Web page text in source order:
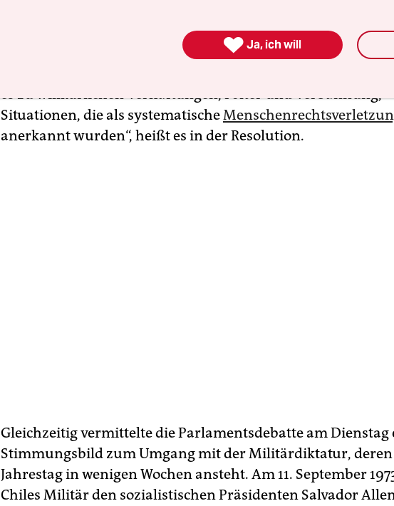
politische Parteien für illegal und andere für inaktiv,
Medien und ordnete die Verhaftung von politischen
es zu willkürlichen Verhaftungen, Folter und Verbannung,
Situationen, die als systematische
anerkannt wurden“, heißt es in der Resolution.
Gleichzeitig vermittelte die Parlamentsdebatte am Dienstag
Stimmungsbild zum Umgang mit der Militärdiktatur, deren
Jahrestag in wenigen Wochen ansteht. Am 11. September
Chiles Militär den sozialistischen Präsidenten Salvador
 Ja, ich will